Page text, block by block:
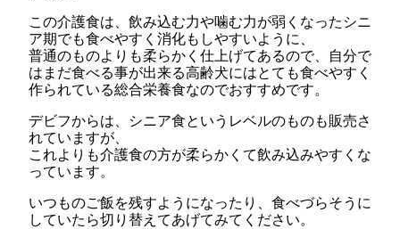
この介護食は、飲み込む力や噛む力が弱くなったシニ
ア期でも食べやすく消化もしやすいように、
普通のものよりも柔らかく仕上げてあるので、自分で
はまだ食べる事が出来る高齢犬にはとても食べやすく
作られている総合栄養食なのでおすすめです。
デビフからは、シニア食というレベルのものも販売さ
れていますが、
これよりも介護食の方が柔らかくて飲み込みやすくな
っています。
いつものご飯を残すようになったり、食べづらそうに
していたら切り替えてあげてみてください。